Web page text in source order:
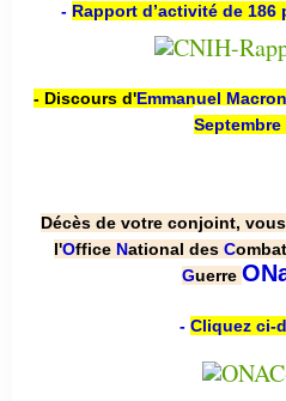
- Rapport d’activité de 186
- Discours d'Emmanuel Macron
Septembre
Décès de votre conjoint,
l'Office National des C
Guerre
- Cliquez ci-